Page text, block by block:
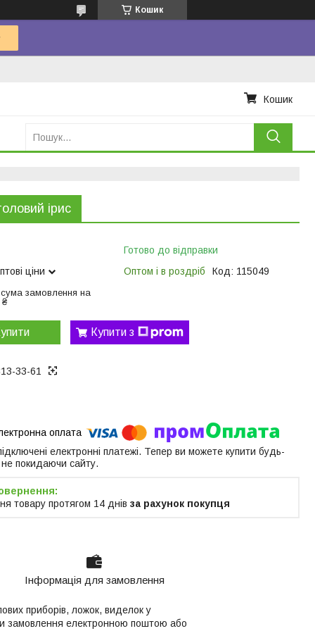
Кошик
Кошик
ірис
ціни
замовлення на
₴
Готово до відправки
Оптом і в роздріб
Код: 115049
Купити з
33-61
електронні платежі. Тепер ви можете купити будь-
покидаючи сайту.
товару протягом 14 днів за рахунок покупця
Інформація для замовлення
приборів, ложок, виделок у
замовлення електронною поштою або